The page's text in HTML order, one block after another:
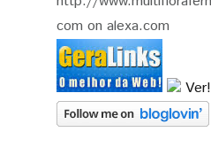
Ver!